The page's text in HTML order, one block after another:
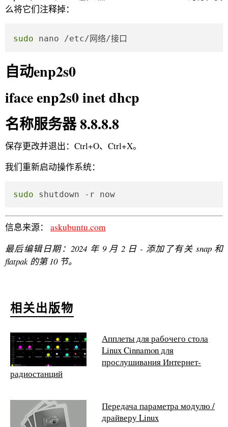
么将它们注释掉：
sudo nano /etc/网络/接口
自动enp2s0
iface enp2s0 inet dhcp
名称服务器 8.8.8.8
保存更改并退出：Ctrl+O、Ctrl+X。
我们重新启动操作系统：
sudo shutdown -r now
信息来源： askubuntu.com
最后编辑日期：2024 年 9 月 2 日 - 添加了有关 snap 和
flatpak 的第 10 节。
相关出版物
Апплеты для рабочего стола
Linux Cinnamon для
прослушивания Интернет-
радиостанций
Передача параметра модулю /
драйверу Linux